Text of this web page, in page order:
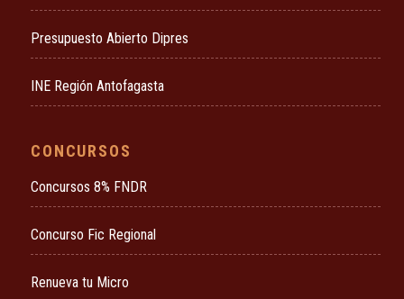
Presupuesto Abierto Dipres
INE Región Antofagasta
CONCURSOS
Concursos 8% FNDR
Concurso Fic Regional
Renueva tu Micro